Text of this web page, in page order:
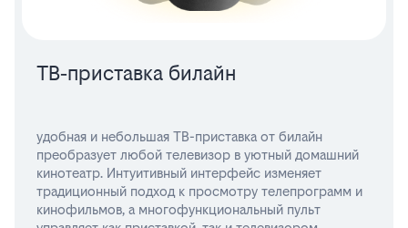
ТВ‑приставка билайн
удобная и небольшая ТВ-приставка от билайн
преобразует любой телевизор в уютный домашний
кинотеатр. Интуитивный интерфейс изменяет
традиционный подход к просмотру телепрограмм и
кинофильмов, а многофункциональный пульт